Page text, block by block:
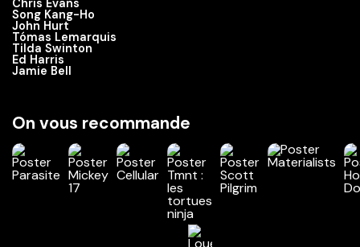
Chris Evans
Song Kang-Ho
John Hurt
Tómas Lemarquis
Tilda Swinton
Ed Harris
Jamie Bell
On vous recommande